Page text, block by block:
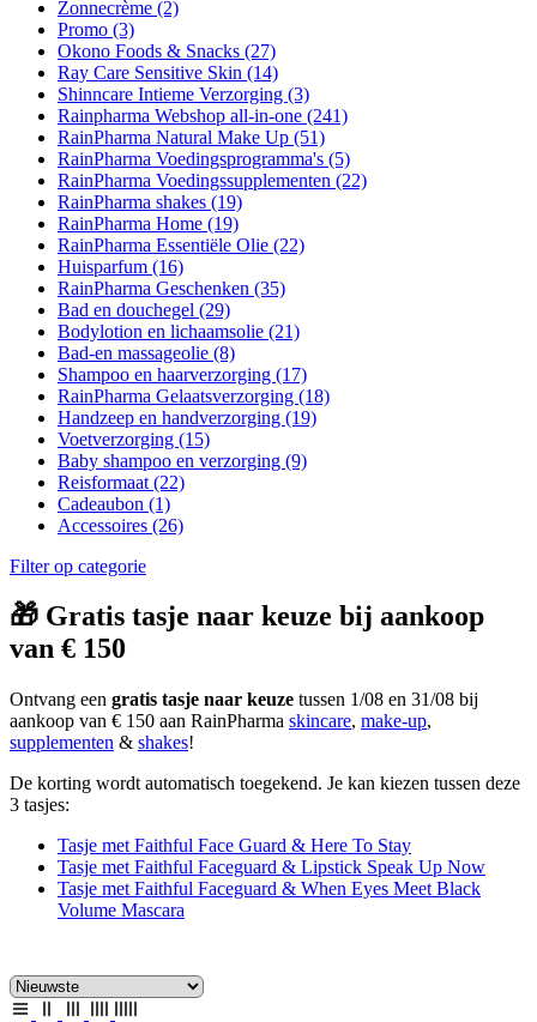
Zonnecrème (2)
Promo (3)
Okono Foods & Snacks (27)
Ray Care Sensitive Skin (14)
Shinncare Intieme Verzorging (3)
Rainpharma Webshop all-in-one (241)
RainPharma Natural Make Up (51)
RainPharma Voedingsprogramma's (5)
RainPharma Voedingssupplementen (22)
RainPharma shakes (19)
RainPharma Home (19)
RainPharma Essentiële Olie (22)
Huisparfum (16)
RainPharma Geschenken (35)
Bad en douchegel (29)
Bodylotion en lichaamsolie (21)
Bad-en massageolie (8)
Shampoo en haarverzorging (17)
RainPharma Gelaatsverzorging (18)
Handzeep en handverzorging (19)
Voetverzorging (15)
Baby shampoo en verzorging (9)
Reisformaat (22)
Cadeaubon (1)
Accessoires (26)
Filter op categorie
🎁 Gratis tasje naar keuze bij aankoop
van € 150
Ontvang een gratis tasje naar keuze tussen 1/08 en 31/08 bij
aankoop van € 150 aan RainPharma skincare, make-up,
supplementen & shakes!
De korting wordt automatisch toegekend. Je kan kiezen tussen deze
3 tasjes:
Tasje met Faithful Face Guard & Here To Stay
Tasje met Faithful Faceguard & Lipstick Speak Up Now
Tasje met Faithful Faceguard & When Eyes Meet Black
Volume Mascara